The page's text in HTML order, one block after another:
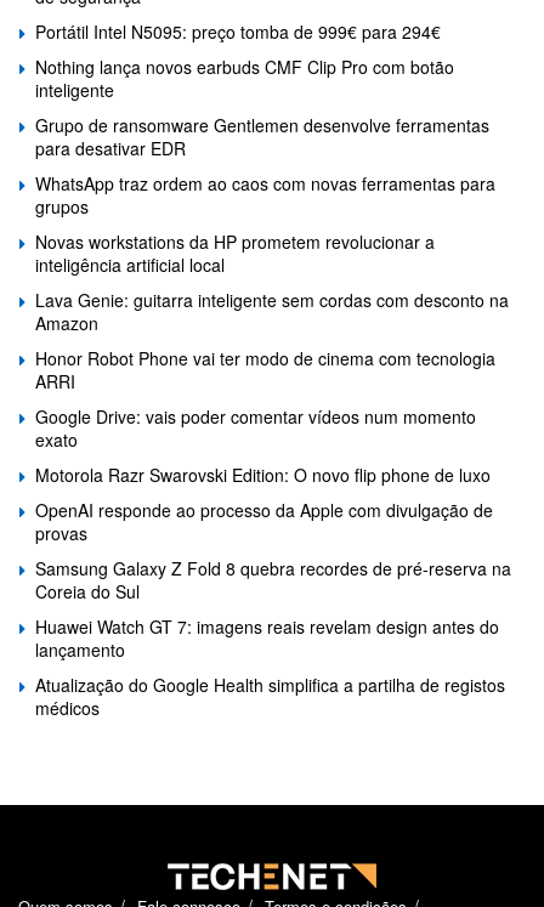
Portátil Intel N5095: preço tomba de 999€ para 294€
Nothing lança novos earbuds CMF Clip Pro com botão
inteligente
Grupo de ransomware Gentlemen desenvolve ferramentas
para desativar EDR
WhatsApp traz ordem ao caos com novas ferramentas para
grupos
Novas workstations da HP prometem revolucionar a
inteligência artificial local
Lava Genie: guitarra inteligente sem cordas com desconto na
Amazon
Honor Robot Phone vai ter modo de cinema com tecnologia
ARRI
Google Drive: vais poder comentar vídeos num momento
exato
Motorola Razr Swarovski Edition: O novo flip phone de luxo
OpenAI responde ao processo da Apple com divulgação de
provas
Samsung Galaxy Z Fold 8 quebra recordes de pré-reserva na
Coreia do Sul
Huawei Watch GT 7: imagens reais revelam design antes do
lançamento
Atualização do Google Health simplifica a partilha de registos
médicos